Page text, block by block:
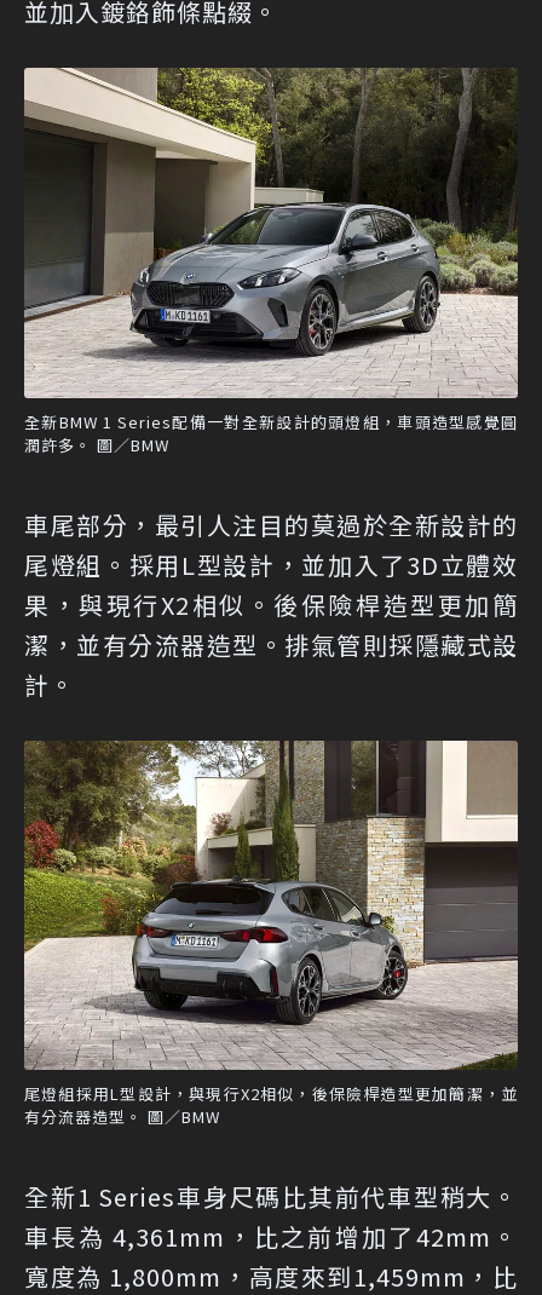
並加入鍍鉻飾條點綴。
全新BMW 1 Series配備一對全新設計的頭燈組，車頭造型感覺圓
潤許多。 圖／BMW
車尾部分，最引人注目的莫過於全新設計的
尾燈組。採用L型設計，並加入了3D立體效
果，與現行X2相似。後保險桿造型更加簡
潔，並有分流器造型。排氣管則採隱藏式設
計。
尾燈組採用L型設計，與現行X2相似，後保險桿造型更加簡潔，並
有分流器造型。 圖／BMW
全新1 Series車身尺碼比其前代車型稍大。
車長為 4,361mm，比之前增加了42mm。
寬度為 1,800mm，高度來到1,459mm，比